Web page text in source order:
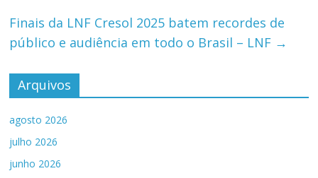
Finais da LNF Cresol 2025 batem recordes de
público e audiência em todo o Brasil – LNF →
Arquivos
agosto 2026
julho 2026
junho 2026